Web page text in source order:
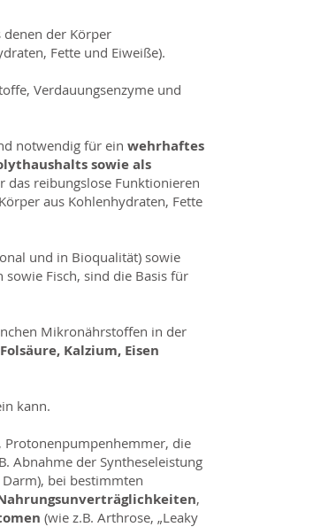
der Körper
Fette und Eiweiße).
Verdauungsenzyme und
notwendig für ein wehrhaftes
sowie als
das reibungslose Funktionieren
aus Kohlenhydraten, Fette
und in Bioqualität) sowie
Fisch, sind die Basis für
Mikronährstoffen in der
Kalzium, Eisen
kann.
Protonenpumpenhemmer, die
Abnahme der Syntheseleistung
bei bestimmten
,
(wie z.B. Arthrose, „Leaky